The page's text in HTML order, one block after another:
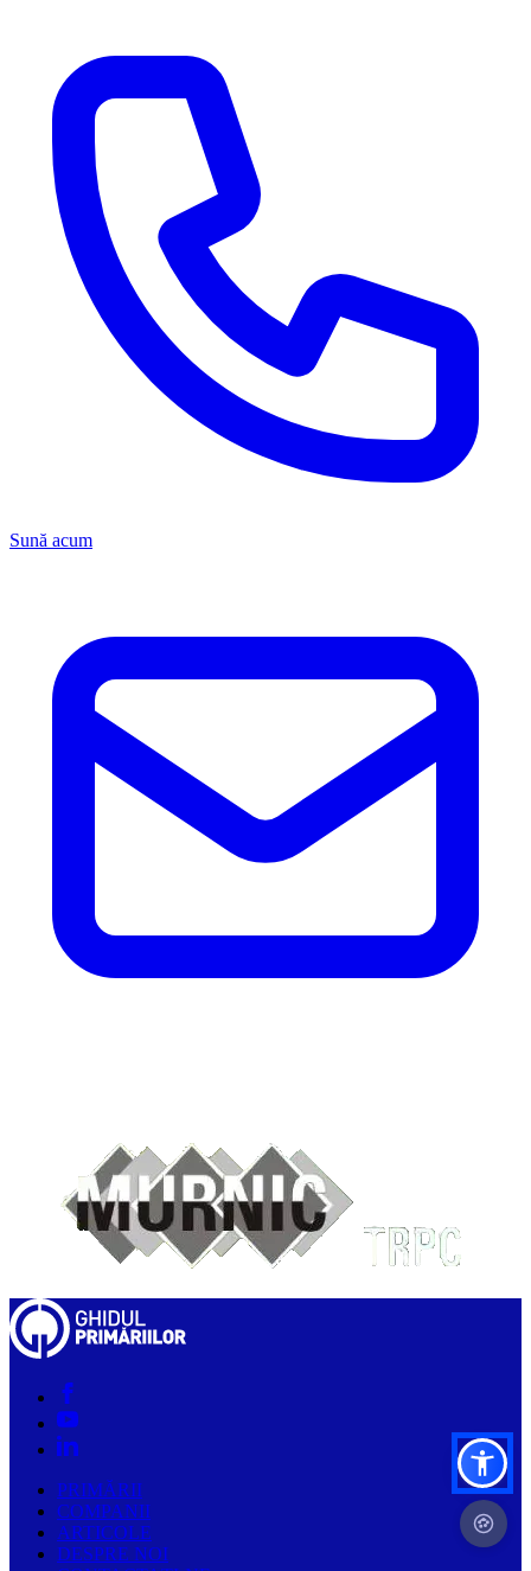
Sună acum
PRIMĂRII
COMPANII
ARTICOLE
DESPRE NOI